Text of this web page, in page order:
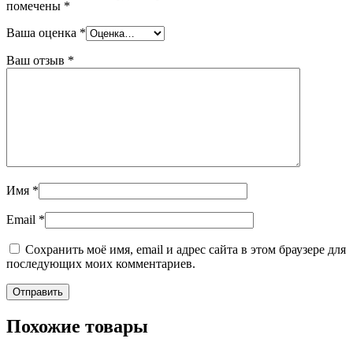
помечены *
Ваша оценка *
Ваш отзыв *
Имя *
Email *
Сохранить моё имя, email и адрес сайта в этом браузере для
последующих моих комментариев.
Похожие товары